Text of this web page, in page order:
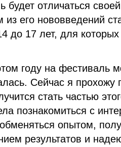
отличаться своей
его нововведений
до 17 лет, для
году на фестиваль
Сейчас я
стать частью
познакомиться с
опытом,
результатов и